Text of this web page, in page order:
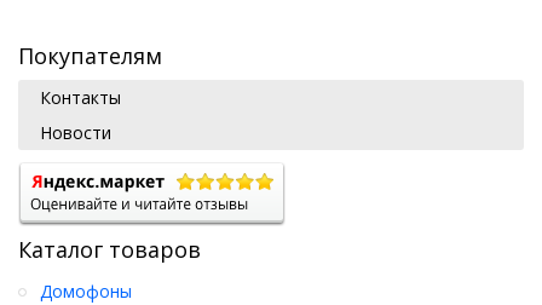
Покупателям
Контакты
Новости
Каталог товаров
Домофоны